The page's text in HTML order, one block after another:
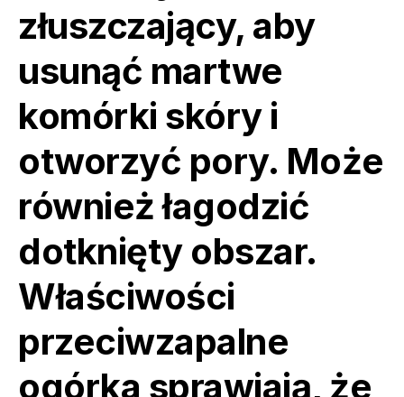
złuszczający, aby
usunąć martwe
komórki skóry i
otworzyć pory. Może
również łagodzić
dotknięty obszar.
Właściwości
przeciwzapalne
ogórka sprawiają, że